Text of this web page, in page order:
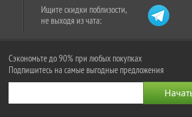
Ищите скидки поблизости,
не выходя из чата:
Сэкономьте до 90% при любых покупках
Подпишитесь на самые выгодные предложения